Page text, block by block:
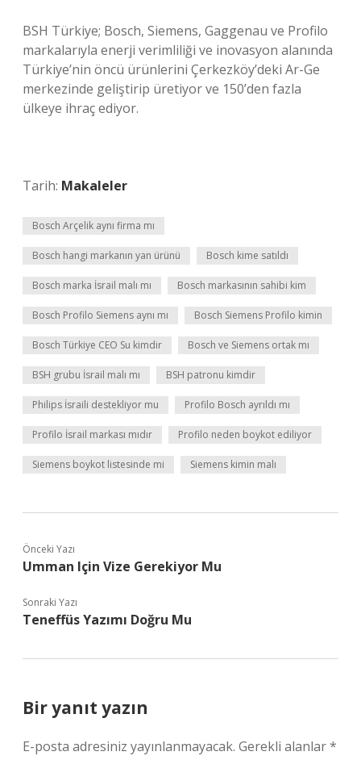
BSH Türkiye; Bosch, Siemens, Gaggenau ve Profilo
markalarıyla enerji verimliliği ve inovasyon alanında
Türkiye’nin öncü ürünlerini Çerkezköy’deki Ar-Ge
merkezinde geliştirip üretiyor ve 150’den fazla
ülkeye ihraç ediyor.
Tarih: Makaleler
Bosch Arçelik aynı firma mı
Bosch hangi markanın yan ürünü Bosch kime satıldı
Bosch marka İsrail malı mı Bosch markasının sahibi kim
Bosch Profilo Siemens aynı mı Bosch Siemens Profilo kimin
Bosch Türkiye CEO Su kimdir Bosch ve Siemens ortak mı
BSH grubu İsrail malı mı BSH patronu kimdir
Philips İsraili destekliyor mu Profilo Bosch ayrıldı mı
Profilo İsrail markası mıdır Profilo neden boykot ediliyor
Siemens boykot listesinde mi Siemens kimin malı
Önceki Yazı
Umman Için Vize Gerekiyor Mu
Sonraki Yazı
Teneffüs Yazımı Doğru Mu
Bir yanıt yazın
E-posta adresiniz yayınlanmayacak. Gerekli alanlar*